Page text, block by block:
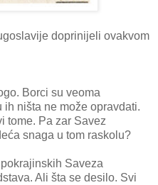
doprinijeli ovakvom
Borci su veoma
ništa ne može opravdati.
tome. Pa zar Savez
snaga u tom raskolu?
Saveza
Ali šta se desilo. Svi